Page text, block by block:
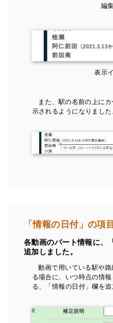
編
表示
また、駅の名前の上に
示されるようになりました
「情報の日付」の項
各動画のパート情報に、
追加しました。
動画で用いている駅や
る場合に、いつ時点の情
る、「情報の日付」欄を追